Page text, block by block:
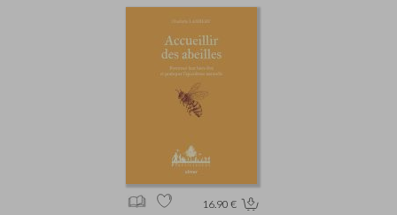
16.90 €